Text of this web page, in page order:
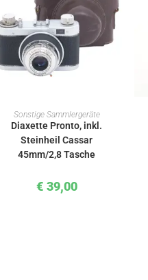
IN DEN WARENKORB
Sonstige Sammlergeräte
Diaxette Pronto, inkl.
Steinheil Cassar
45mm/2,8 Tasche
€ 39,00